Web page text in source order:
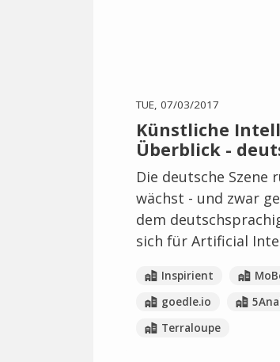
TUE, 07/03/2017
Künstliche
Überblick -
Die deutsche
wächst - und zwar
dem
sich für Artificial
Inspirient
goedle.io
Terraloupe